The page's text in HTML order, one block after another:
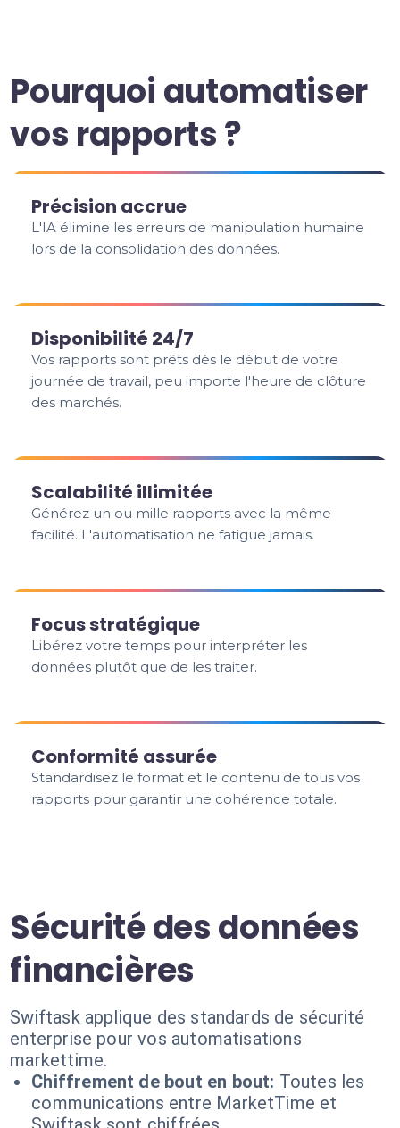
Pourquoi automatiser
vos rapports ?
Précision accrue
L'IA élimine les erreurs de manipulation humaine
lors de la consolidation des données.
Disponibilité 24/7
Vos rapports sont prêts dès le début de votre
journée de travail, peu importe l'heure de clôture
des marchés.
Scalabilité illimitée
Générez un ou mille rapports avec la même
facilité. L'automatisation ne fatigue jamais.
Focus stratégique
Libérez votre temps pour interpréter les
données plutôt que de les traiter.
Conformité assurée
Standardisez le format et le contenu de tous vos
rapports pour garantir une cohérence totale.
Sécurité des données
financières
Swiftask applique des standards de sécurité
enterprise pour vos automatisations
markettime.
Chiffrement de bout en bout: Toutes les
communications entre MarketTime et